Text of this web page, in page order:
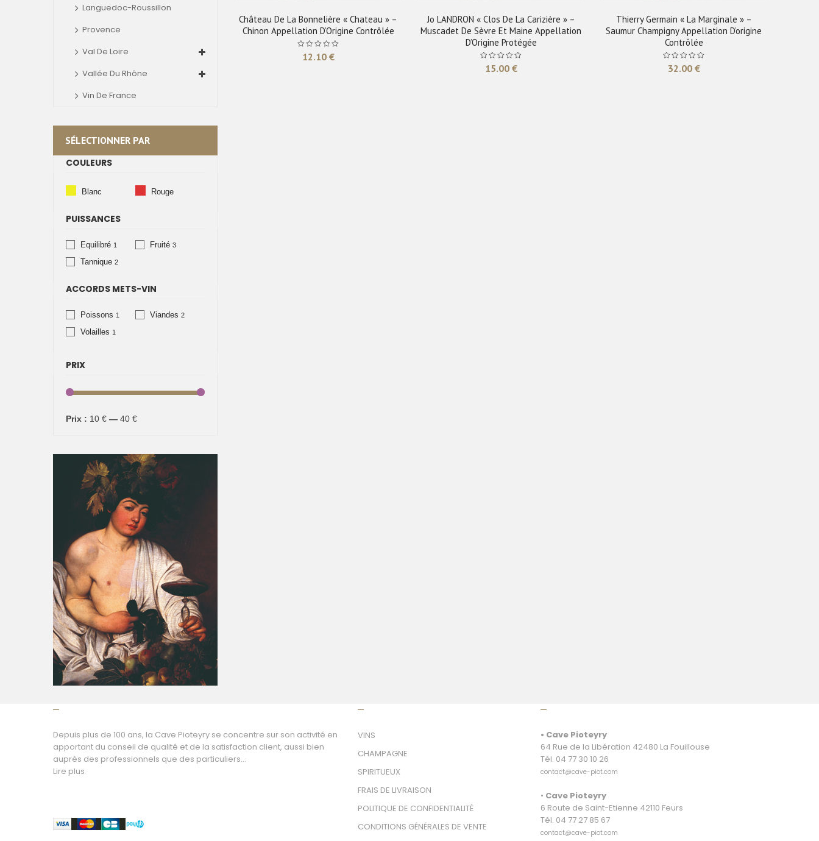
Languedoc-Roussillon
Provence
Val De Loire
Vallée Du Rhône
Vin De France
SÉLECTIONNER PAR
COULEURS
Blanc Rouge
PUISSANCES
Equilibré 1 Fruité 3
Tannique 2
ACCORDS METS-VIN
Poissons 1 Viandes 2
Volailles 1
PRIX
min
max
Prix : 10 € — 40 €
Château De La Bonnelière « Chateau » –
Chinon Appellation D’Origine Contrôlée
12.10 €
Jo LANDRON « Clos De La Carizière » –
Muscadet De Sèvre Et Maine Appellation
D’Origine Protégée
15.00 €
Thierry Germain « La Marginale » –
Saumur Champigny Appellation D’origine
Contrôlée
32.00 €
Depuis plus de 100 ans, la Cave Pioteyry se concentre sur son activité en
apportant du conseil de qualité et de la satisfaction client, aussi bien
auprès des professionnels que des particuliers...
Lire plus
VINS
CHAMPAGNE
SPIRITUEUX
FRAIS DE LIVRAISON
POLITIQUE DE CONFIDENTIALITÉ
CONDITIONS GÉNÉRALES DE VENTE
• Cave Pioteyry
64 Rue de la Libération 42480 La Fouillouse
Tél. 04 77 30 10 26
contact@cave-piot.com
• Cave Pioteyry
6 Route de Saint-Etienne 42110 Feurs
Tél. 04 77 27 85 67
contact@cave-piot.com